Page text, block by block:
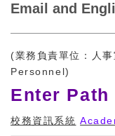
Email and
(業務負責單位：人
Personnel)
Enter Path
校務資訊系統